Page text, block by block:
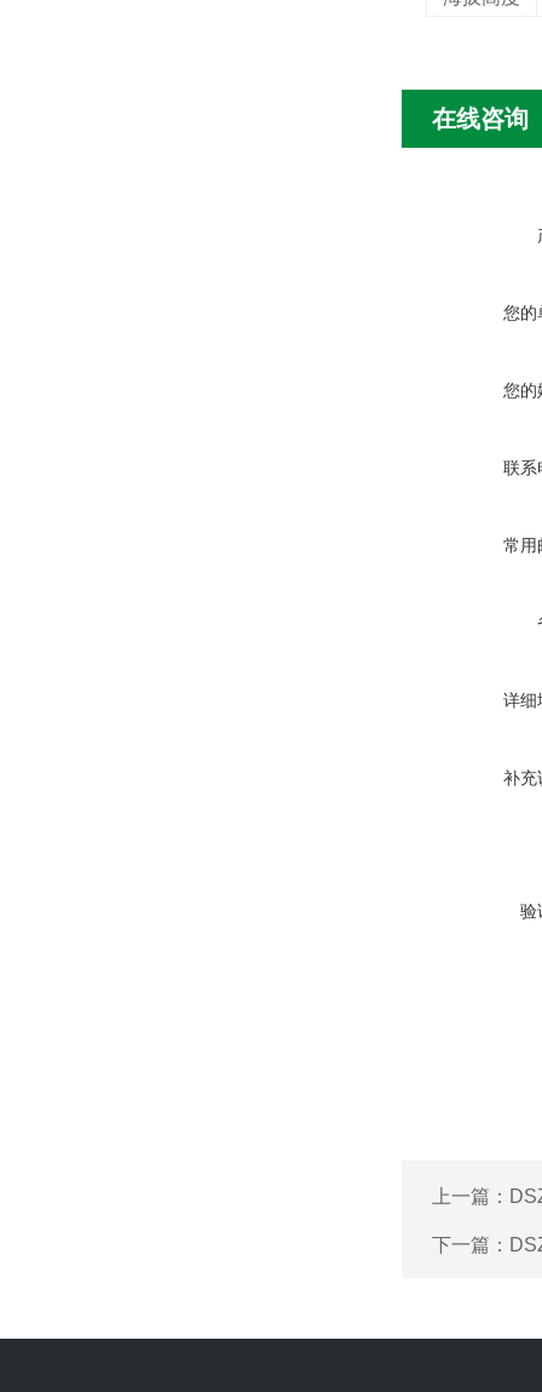
在线咨询
您的
您的
联系
常用
详细
补充
验
上一篇：
下一篇：